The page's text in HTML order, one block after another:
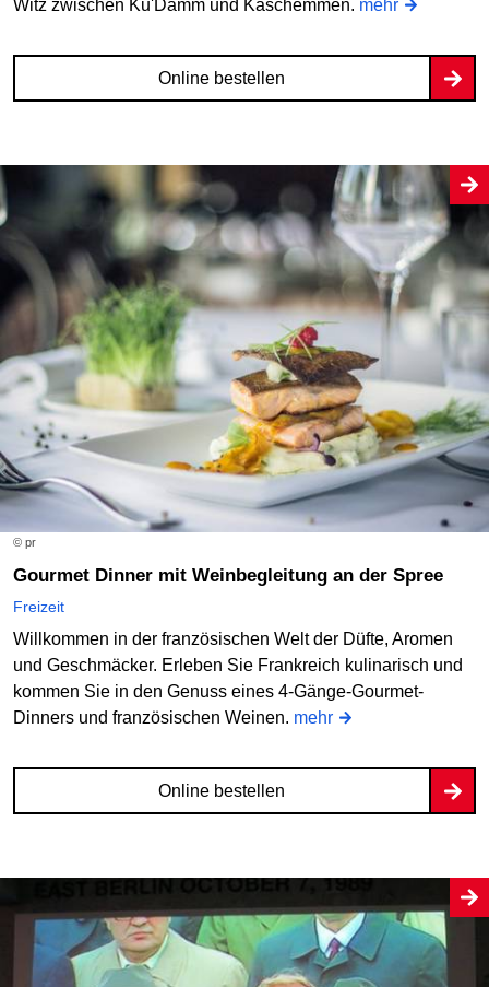
Mo
U Hausvogteiplatz (Denkzeichen Modezentrum)
Online bestellen
Mo 12.10.2026 17:30 Uhr
Modemetropole Berlin
U Hausvogteiplatz (Denkzeichen Modezentrum)
Online bestellen
Witz zwischen Ku'Damm und Kaschemmen. mehr
Online bestellen
© pr
Gourmet Dinner mit Weinbegleitung an der Spree
Freizeit
Willkommen in der französischen Welt der Düfte, Aromen
und Geschmäcker. Erleben Sie Frankreich kulinarisch und
kommen Sie in den Genuss eines 4-Gänge-Gourmet-
Dinners und französischen Weinen. mehr
Online bestellen